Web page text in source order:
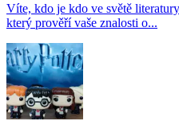
Víte, kdo je kdo ve světě
který prověří vaše znalosti o...